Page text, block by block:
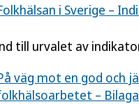
i Sverige –
till urvalet av
väg mot en god och
–